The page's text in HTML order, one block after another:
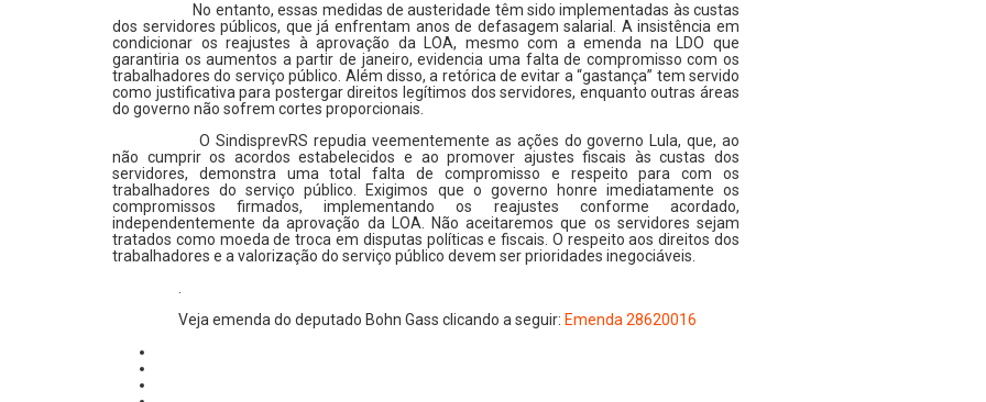
No entanto, essas medidas de austeridade têm sido implementadas às custas
dos servidores públicos, que já enfrentam anos de defasagem salarial. A insistência em
condicionar os reajustes à aprovação da LOA, mesmo com a emenda na LDO que
garantiria os aumentos a partir de janeiro, evidencia uma falta de compromisso com os
trabalhadores do serviço público. Além disso, a retórica de evitar a “gastança” tem servido
como justificativa para postergar direitos legítimos dos servidores, enquanto outras áreas
do governo não sofrem cortes proporcionais.
O SindisprevRS repudia veementemente as ações do governo Lula, que, ao
não cumprir os acordos estabelecidos e ao promover ajustes fiscais às custas dos
servidores, demonstra uma total falta de compromisso e respeito para com os
trabalhadores do serviço público. Exigimos que o governo honre imediatamente os
compromissos firmados, implementando os reajustes conforme acordado,
independentemente da aprovação da LOA. Não aceitaremos que os servidores sejam
tratados como moeda de troca em disputas políticas e fiscais. O respeito aos direitos dos
trabalhadores e a valorização do serviço público devem ser prioridades inegociáveis.
.
Veja emenda do deputado Bohn Gass clicando a seguir: Emenda 28620016